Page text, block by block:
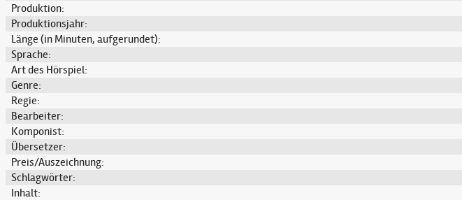
Produktion:
Produktionsjahr:
Länge (in Minuten, aufgerundet):
Sprache:
Art des Hörspiel:
Genre:
Regie:
Bearbeiter:
Komponist:
Übersetzer:
Preis/Auszeichnung:
Schlagwörter:
Inhalt: